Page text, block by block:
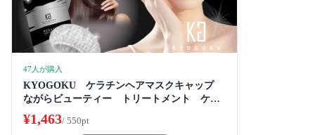
47人が購入
KYOGOKU ケラチンヘアマスクキャップ
ながらビューティー トリートメント ケラ
チン 保湿
¥1,463/ 550pt